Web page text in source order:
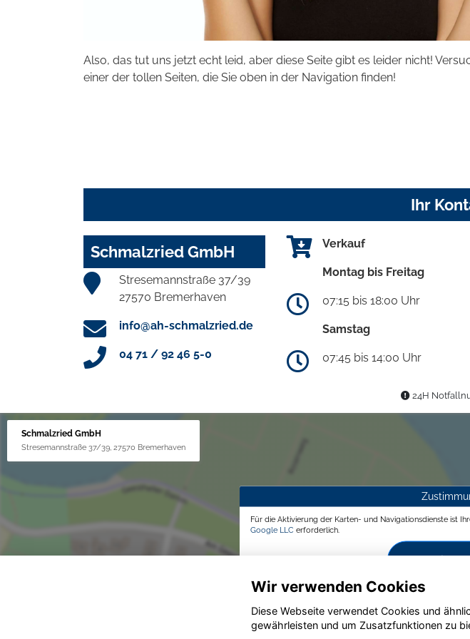
Also, das tut uns jetzt echt leid, aber diese Seite gibt es leider nicht!
einer der tollen Seiten, die Sie oben in der Navigation finden!
Ihr
Schmalzried GmbH
Stresemannstraße 37/39
27570 Bremerhaven
info@ah-schmalzried.de
04 71 / 92 46 5-0
Verkauf
Montag bis Freitag
07:15 bis 18:00 Uhr
Samstag
07:45 bis 14:00 Uhr
24H
Schmalzried GmbH
Stresemannstraße 37/39, 27570 Bremerhaven
Für die Aktivierung der Karten- und Navigationsdienste ist
Google LLC erforderlich.
Wir verwenden Cookies
Diese Webseite verwendet Cookies und
gewährleisten und um Zusatzfunktionen zu